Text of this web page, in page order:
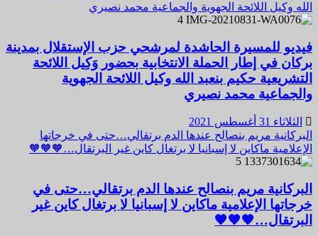
الله وكيل اللائحة الجهوية والجماعية محمد نصيري
4
فيديو للمسيرة الحاشدة لمرشحي حزب الإستقلال بمدينة
بركان في إطار الحملة الانتخابية بحضور وَكِيل اللائحة
التشريعية حكيم بنعبد الله وكيل اللائحة الجهوية
والجماعية محمد نصيري
الثلاثاء 31 أغسطس 2021
البركانية مريم بنصالح عندها الدم برتقالي…حتى في خرجاتها
الإعلامية ماكاين لا إسبانيا لا برتغال كاين غير البرتقال…🧡🧡🧡
5
البركانية مريم بنصالح عندها الدم برتقالي…حتى في
خرجاتها الإعلامية ماكاين لا إسبانيا لا برتغال كاين غير
البرتقال…🧡🧡🧡